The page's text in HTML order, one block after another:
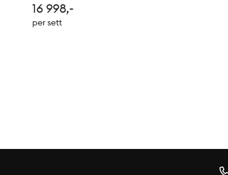
uttrykk og en stabil konstruksjon med
høyde på 198 cm. Døren kan åpnes
16 998,-
per sett